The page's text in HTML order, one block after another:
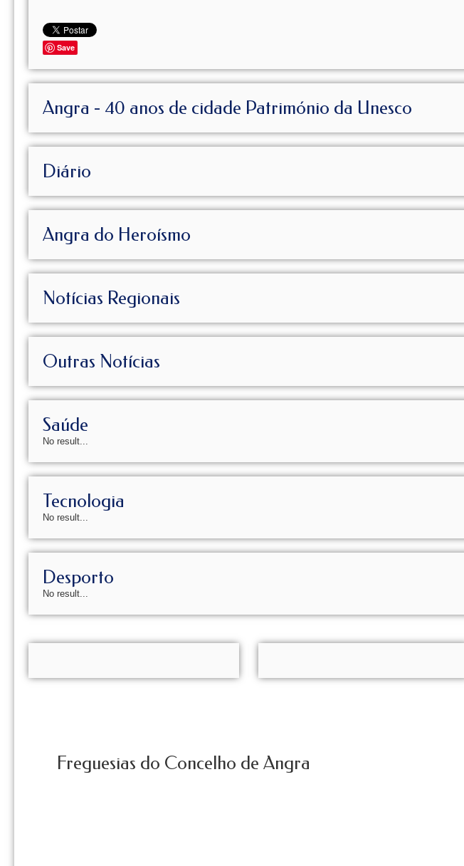
Save
Angra - 40 anos de cidade Património da Unesco
Diário
Angra do Heroísmo
Notícias Regionais
Outras Notícias
Saúde
No result...
Tecnologia
No result...
Desporto
No result...
Freguesias do Concelho de Angra